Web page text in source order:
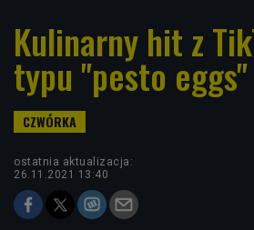
Kulinarny hit z
typu "pesto eggs"
ostatnia aktualizacja:
26.11.2021 13:40